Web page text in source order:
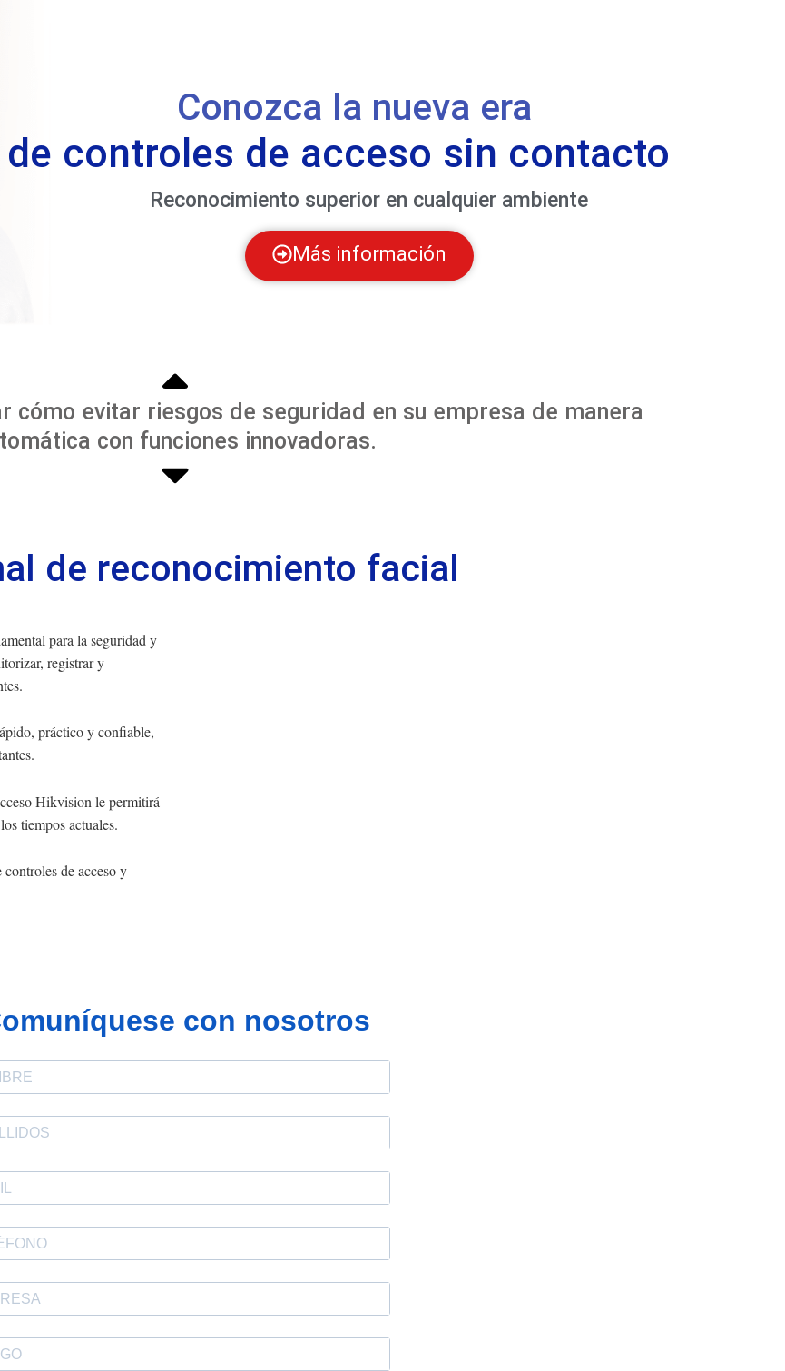
Conozca la nueva era
de controles de acceso sin contacto
Reconocimiento superior en cualquier ambiente
Más información
cómo evitar riesgos de seguridad en su empresa de manera
con funciones innovadoras.
de reconocimiento facial
para la seguridad y
registrar y
práctico y confiable,
Hikvision le permitirá
tiempos actuales.
de acceso y
con nosotros